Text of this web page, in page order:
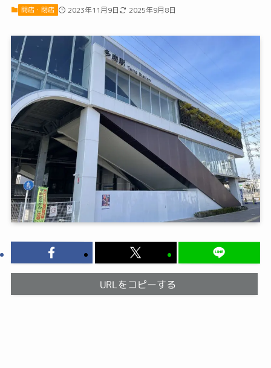
開店・閉店 2023年11月9日 2025年9月8日
URLをコピーする